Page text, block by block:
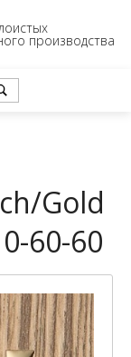
производства
Gold
60-60